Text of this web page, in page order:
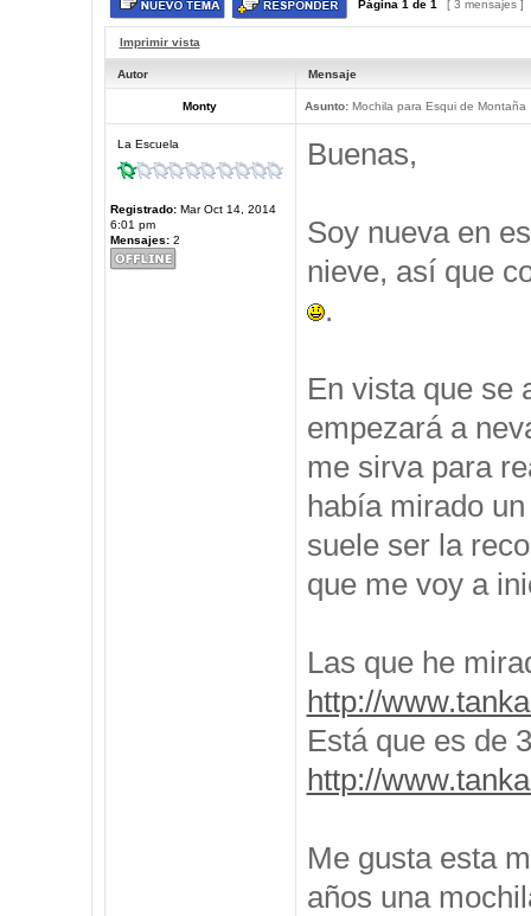
Página 1 de 1 [ 3 mensajes ]
Imprimir vista
Autor Mensaje
Monty Asunto:Mochila para Esqui de Montaña
La Escuela
Registrado:Mar Oct 14, 2014
6:01 pm
Mensajes:2
Buenas,
Soy nueva en
nieve, así que
.
En vista que se
empezará a
me sirva para
había mirado
suele ser la
que me voy a
Las que he
http://
Está que es de
http://
Me gusta esta
años una